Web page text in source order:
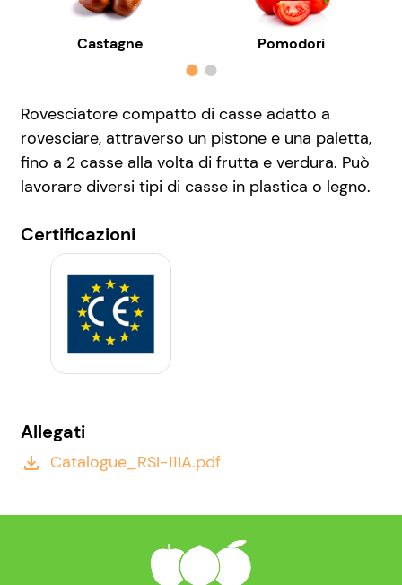
Castagne Pomodori
Rovesciatore compatto di casse adatto a
rovesciare, attraverso un pistone e una paletta,
fino a 2 casse alla volta di frutta e verdura. Può
lavorare diversi tipi di casse in plastica o legno.
Certificazioni
Allegati
file_download Catalogue_RSI-111A.pdf